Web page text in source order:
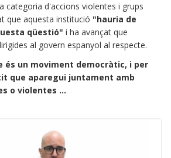
categoria d'accions violentes i grups
que aquesta institució "hauria de
qüestió" i ha avançat que
al govern espanyol al respecte.
és un moviment democràtic, i per
que aparegui juntament amb
o violentes ...